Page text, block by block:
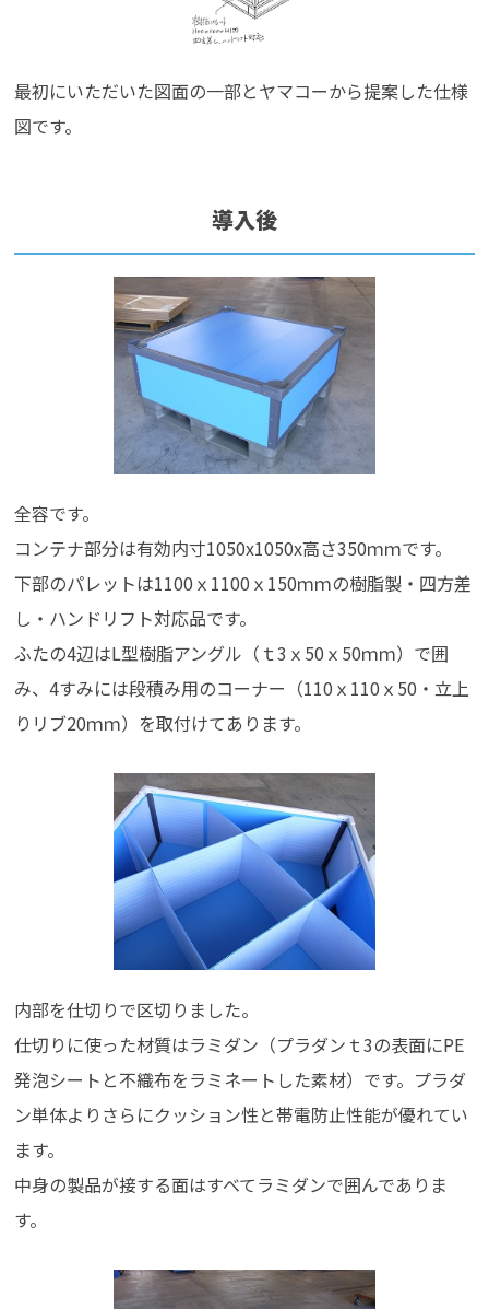
最初にいただいた図面の一部とヤマコーから提案した仕様
図です。
導入後
全容です。
コンテナ部分は有効内寸1050x1050x高さ350ｍｍです。
下部のパレットは1100ｘ1100ｘ150ｍｍの樹脂製・四方差
し・ハンドリフト対応品です。
ふたの4辺はL型樹脂アングル（ｔ3ｘ50ｘ50ｍｍ）で囲
み、4すみには段積み用のコーナー（110ｘ110ｘ50・立上
りリブ20ｍｍ）を取付けてあります。
内部を仕切りで区切りました。
仕切りに使った材質はラミダン（プラダンｔ3の表面にPE
発泡シートと不織布をラミネートした素材）です。プラダ
ン単体よりさらにクッション性と帯電防止性能が優れてい
ます。
中身の製品が接する面はすべてラミダンで囲んでありま
す。